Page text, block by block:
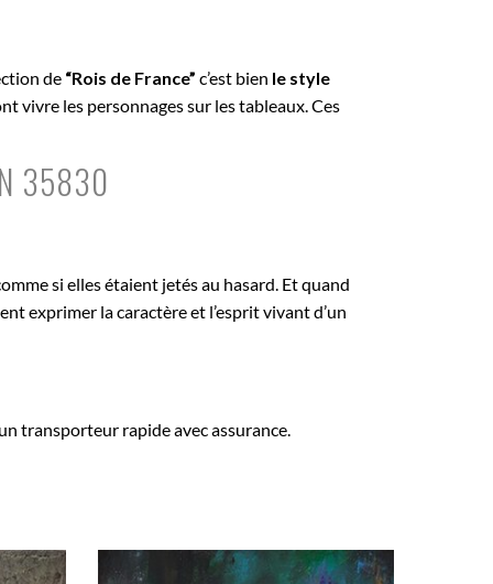
de “Rois de France” c’est bien le style
vivre les personnages sur les tableaux. Ces
35830
si elles étaient jetés au hasard. Et quand
exprimer la caractère et l’esprit vivant d’un
transporteur rapide avec assurance.